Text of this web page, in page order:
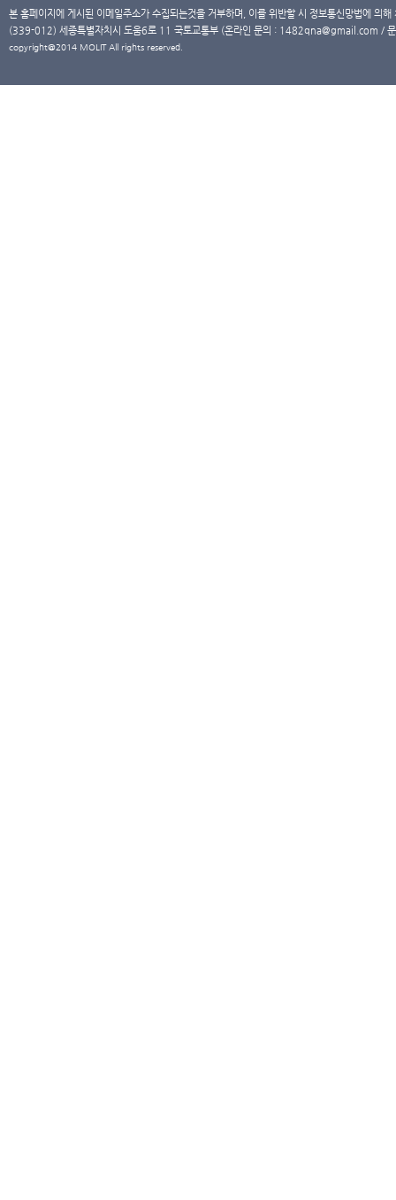
본 홈페이지에 게시된 이메일주소가 수집되는것을 거부하며, 이를 위반할 시 정보통신망법에 의
(339-012) 세종특별자치시 도움6로 11 국토교통부 (온라인 문의 : 1482qna@gmail.com /
copyright@2014 MOLIT All rights reserved.